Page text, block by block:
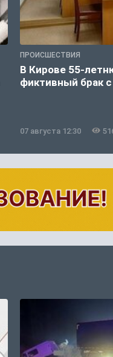
ПРОИСШЕСТВИЯ
В Кирове 55-
фиктивный брак
07 августа 12:30